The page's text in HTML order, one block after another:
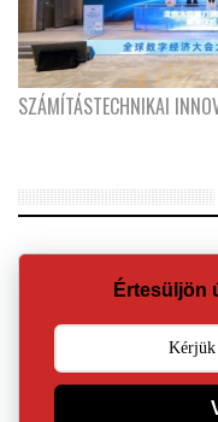
SZÁMÍTÁSTECHNIKAI
Értesüljön